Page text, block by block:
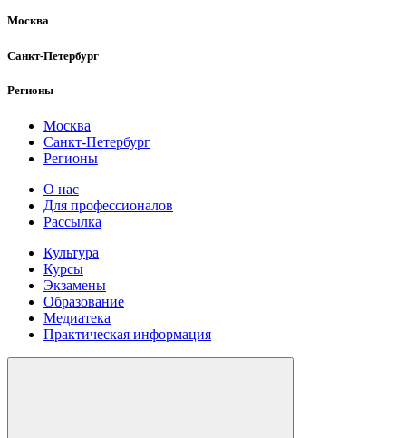
Москва
Санкт-Петербург
Регионы
Москва
Санкт-Петербург
Регионы
О нас
Для профессионалов
Рассылка
Культура
Курсы
Экзамены
Образование
Медиатека
Практическая информация